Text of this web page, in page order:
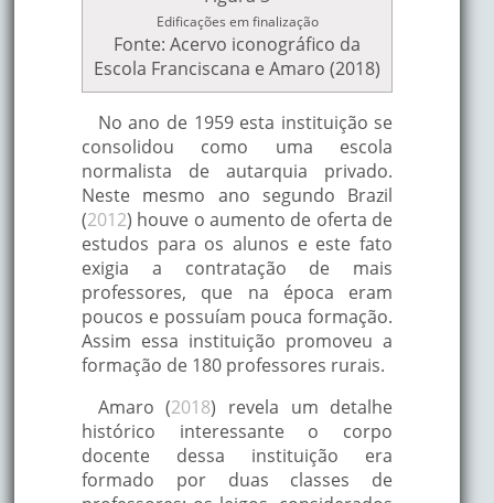
Edificações em finalização
Fonte: Acervo iconográfico da
Escola Franciscana e Amaro (2018)
No ano de 1959 esta instituição se
consolidou como uma escola
normalista de autarquia privado.
Neste mesmo ano segundo Brazil
(2012) houve o aumento de oferta de
estudos para os alunos e este fato
exigia a contratação de mais
professores, que na época eram
poucos e possuíam pouca formação.
Assim essa instituição promoveu a
formação de 180 professores rurais.
Amaro (2018) revela um detalhe
histórico interessante o corpo
docente dessa instituição era
formado por duas classes de